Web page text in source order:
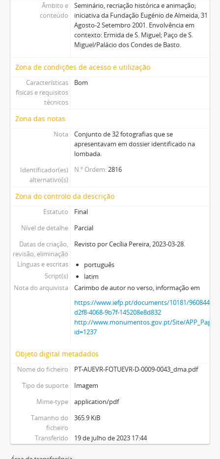
Âmbito e
conteúdo
Seminário, recriação histórica e animação;
iniciativa da Fundação Eugénio de Almeida, 31
Agosto-2 Setembro 2001. Envolvência em
contexto: Ermida de S. Miguel; Paço de S.
Miguel/Palácio dos Condes de Basto.
Zona de condições de acesso e utilização
Características
físicas e requisitos
técnicos
Bom
Zona das notas
Nota
Conjunto de 32 fotografias que se
apresentavam em dossier identificado na
lombada.
Identificador(es)
alternativo(s)
N.º Ordem 2816
Zona do controlo da descrição
Estatuto
Final
Nível de detalhe
Parcial
Datas de criação,
revisão, eliminação
Revisto por Cecília Pereira, 2023-03-28.
Línguas e escritas
português
Script(s)
latim
Nota do arquivista
Carimbo de autor no verso, informação em
https://www.iefp.pt/documents/10181/9608447/
d2f8-4068-9b7f-145208e8d832
http://www.monumentos.gov.pt/Site/
id=1237
Objeto digital metadados
Nome do ficheiro
PT-AUEVR-FOTUEVR-D-0009-0043_dma.pdf
Tipo de suporte
Imagem
Mime-type
application/pdf
Tamanho do
ficheiro
365.9 KiB
Transferido 19 de julho de 2023 17:44